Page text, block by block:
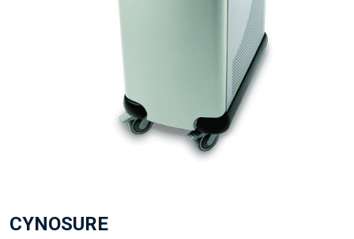
CYNOSURE